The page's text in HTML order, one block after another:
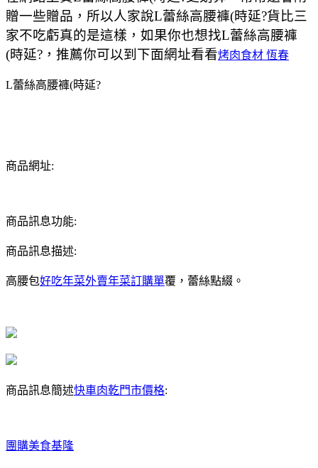
贈一些贈品，所以人家說L蕾絲高腰褲(時延?貨比三
家不吃虧真的是這樣，如果你也想找L蕾絲高腰褲
(時延?，推薦你可以到下面網址看看烤肉食材 恆春
L蕾絲高腰褲(時延?
商品網址:
商品訊息功能:
商品訊息描述:
高腰包好吃年菜外賣年菜訂購單覆，蕾絲點綴。
商品訊息簡述快車肉乾門市價格:
團購美食基隆